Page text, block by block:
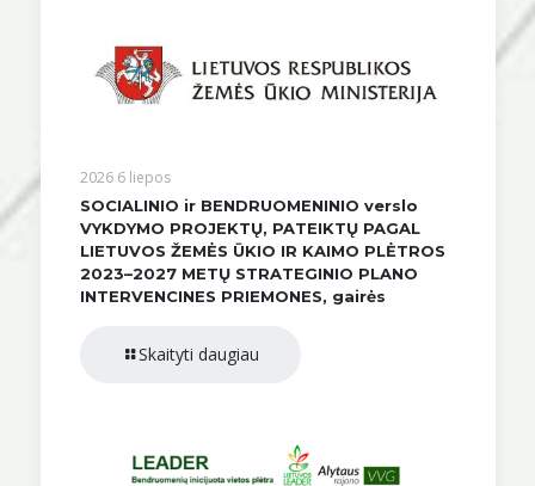
2026 6 liepos
SOCIALINIO ir BENDRUOMENINIO verslo
VYKDYMO PROJEKTŲ, PATEIKTŲ PAGAL
LIETUVOS ŽEMĖS ŪKIO IR KAIMO PLĖTROS
2023–2027 METŲ STRATEGINIO PLANO
INTERVENCINES PRIEMONES, gairės
Skaityti daugiau